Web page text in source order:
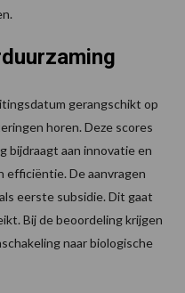
gerangschikt op
horen. Deze scores
bijdraagt aan innovatie en
De aanvragen
eerste subsidie. Dit gaat
Bij de beoordeling krijgen
naar biologische